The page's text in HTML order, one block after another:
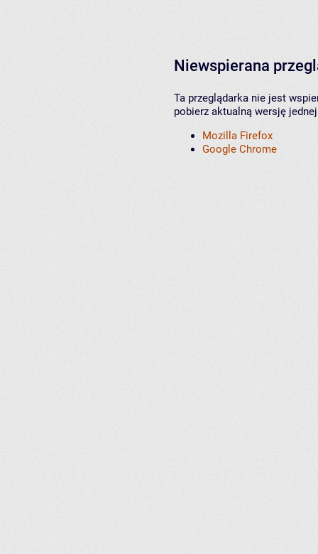
Niewspierana
Ta przeglądarka nie jest
pobierz aktualną wersję
Mozilla Firefox
Google Chrome